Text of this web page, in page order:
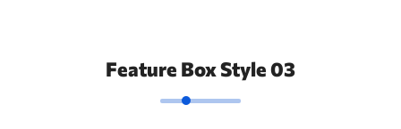
Feature Box Style 03